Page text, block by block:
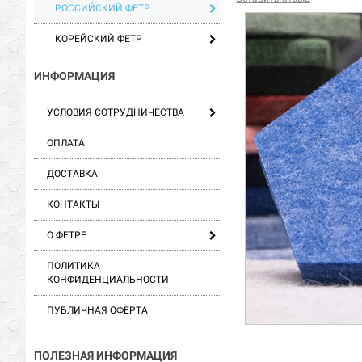
РОССИЙСКИЙ ФЕТР
КОРЕЙСКИЙ ФЕТР
ИНФОРМАЦИЯ
УСЛОВИЯ СОТРУДНИЧЕСТВА
ОПЛАТА
ДОСТАВКА
КОНТАКТЫ
О ФЕТРЕ
ПОЛИТИКА
КОНФИДЕНЦИАЛЬНОСТИ
ПУБЛИЧНАЯ ОФЕРТА
ПОЛЕЗНАЯ ИНФОРМАЦИЯ